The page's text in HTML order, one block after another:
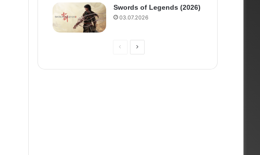
Swords of Legends (2026)
03.07.2026